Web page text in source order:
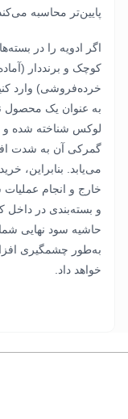
پایین‌تر محاسبه
اگر ادویه را در
کوچک و برنددار
خرده‌فروشی) وارد
به عنوان یک محصول
لوکس شناخته شده
گمرکی آن به شدت
می‌یابد. بنابراین،
خارج و انجام عملیات
و بسته‌بندی در داخل
حاشیه سود نهایی
به‌طور چشمگیری
خواهد داد.